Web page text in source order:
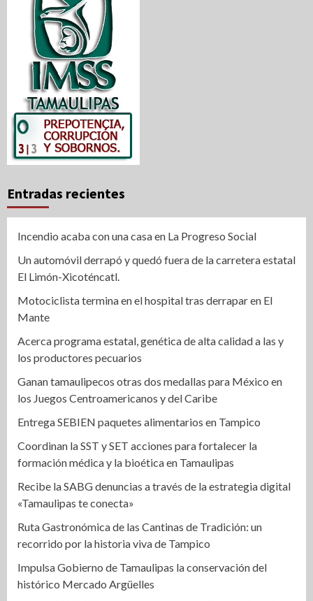
Entradas recientes
Incendio acaba con una casa en La Progreso Social
Un automóvil derrapó y quedó fuera de la carretera estatal
El Limón-Xicoténcatl.
Motociclista termina en el hospital tras derrapar en El
Mante
Acerca programa estatal, genética de alta calidad a las y
los productores pecuarios
Ganan tamaulipecos otras dos medallas para México en
los Juegos Centroamericanos y del Caribe
Entrega SEBIEN paquetes alimentarios en Tampico
Coordinan la SST y SET acciones para fortalecer la
formación médica y la bioética en Tamaulipas
Recibe la SABG denuncias a través de la estrategia digital
«Tamaulipas te conecta»
Ruta Gastronómica de las Cantinas de Tradición: un
recorrido por la historia viva de Tampico
Impulsa Gobierno de Tamaulipas la conservación del
histórico Mercado Argüelles